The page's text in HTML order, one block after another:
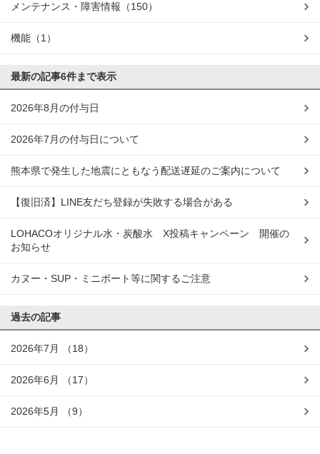
メンテナンス・障害情報 （150）
機能 （1）
最新の記事6件まで表示
2026年8月の付与日
2026年7月の付与日について
熊本県で発生した地震にともなう配送遅延のご案内について
【復旧済】LINE友だち登録が失敗する場合がある
LOHACOオリジナル水・炭酸水 X投稿キャンペーン 開催の
お知らせ
カヌー・SUP・ミニボート等に関するご注意
過去の記事
2026年7月 （18）
2026年6月 （17）
2026年5月 （9）